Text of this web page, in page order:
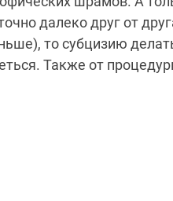
далеко друг от
то субцизию
Также от